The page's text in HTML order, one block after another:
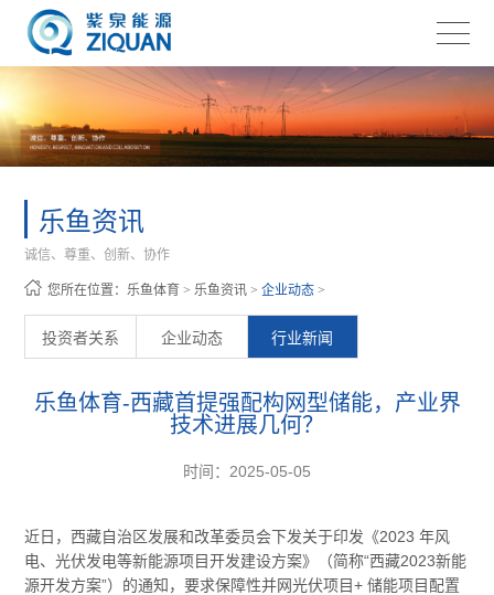
乐鱼资讯
诚信、尊重、创新、协作
您所在位置：乐鱼体育 >乐鱼资讯 >企业动态 >
投资者关系 企业动态 行业新闻
乐鱼体育-西藏首提强配构网型储能，产业界
技术进展几何？
时间：2025-05-05
近日，西藏自治区发展和改革委员会下发关于印发《2023 年风
电、光伏发电等新能源项目开发建设方案》（简称“西藏2023新能
源开发方案”）的通知，要求保障性并网光伏项目+ 储能项目配置